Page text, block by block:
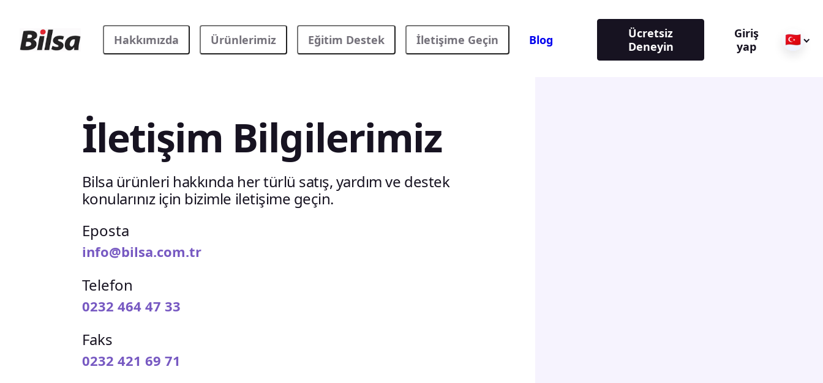
Hakkımızda Ürünlerimiz Eğitim Destek İletişime Geçin Blog
Ücretsiz
Deneyin
Giriş
yap
🇹🇷
İletişim Bilgilerimiz
Bilsa ürünleri hakkında her türlü satış, yardım ve destek
konularınız için bizimle iletişime geçin.
Eposta
info@bilsa.com.tr
Telefon
0232 464 47 33
Faks
0232 421 69 71